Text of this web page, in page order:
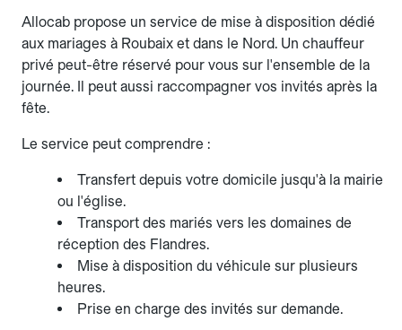
Allocab propose un service de mise à disposition dédié
aux mariages à Roubaix et dans le Nord. Un chauffeur
privé peut-être réservé pour vous sur l'ensemble de la
journée. Il peut aussi raccompagner vos invités après la
fête.
Le service peut comprendre :
Transfert depuis votre domicile jusqu'à la mairie
ou l'église.
Transport des mariés vers les domaines de
réception des Flandres.
Mise à disposition du véhicule sur plusieurs
heures.
Prise en charge des invités sur demande.